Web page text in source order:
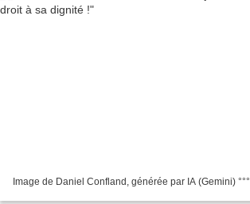
Image de Daniel Confland, générée par IA (Gemini) °°°